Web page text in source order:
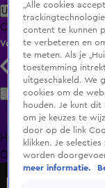
Uitzending Gemist
ClipsFilmsRadio
Volg KIJK
Zoeken
HomeUitzending
Oranjezomer
„Alle cookies
content te kunnen
te verbeteren en
te meten. Als je
toestemming
uitgeschakeld. We
cookies om de
houden. Je kunt
om je keuzes te
door op de link
klikken. Je
worden
meer informatie.